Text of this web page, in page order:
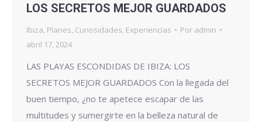
LOS SECRETOS MEJOR GUARDADOS
Ibiza Planes Curiosidades Experiencias Por admin
abril 17, 2024
LAS PLAYAS ESCONDIDAS DE IBIZA: LOS
SECRETOS MEJOR GUARDADOS Con la llegada del
buen tiempo, ¿no te apetece escapar de las
multitudes y sumergirte en la belleza natural de